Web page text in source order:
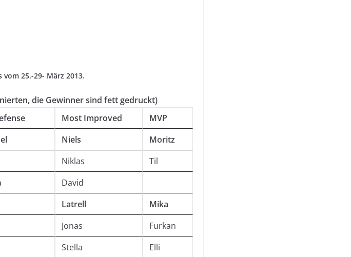
25.-29- März 2013.
die Gewinner sind fett gedruckt)
Most Improved
MVP
Niels
Moritz
Niklas
Til
David
Latrell
Mika
Jonas
Furkan
Stella
Elli